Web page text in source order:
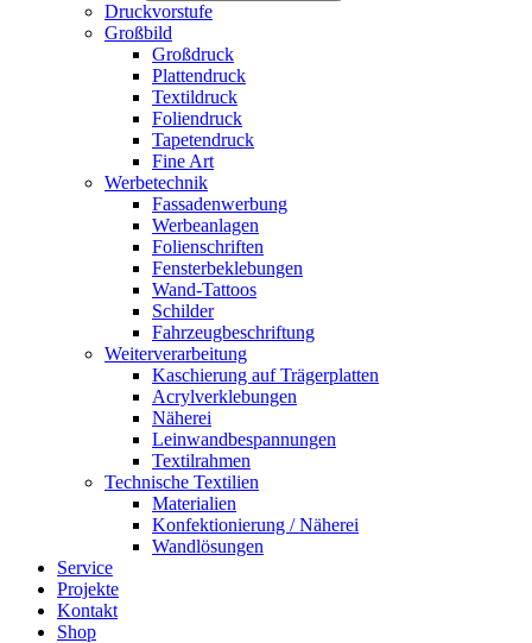
Druckvorstufe
Großbild
Großdruck
Plattendruck
Textildruck
Foliendruck
Tapetendruck
Fine Art
Werbetechnik
Fassadenwerbung
Werbeanlagen
Folienschriften
Fensterbeklebungen
Wand-Tattoos
Schilder
Fahrzeugbeschriftung
Weiterverarbeitung
Kaschierung auf Trägerplatten
Acrylverklebungen
Näherei
Leinwandbespannungen
Textilrahmen
Technische Textilien
Materialien
Konfektionierung / Näherei
Wandlösungen
Service
Projekte
Kontakt
Shop